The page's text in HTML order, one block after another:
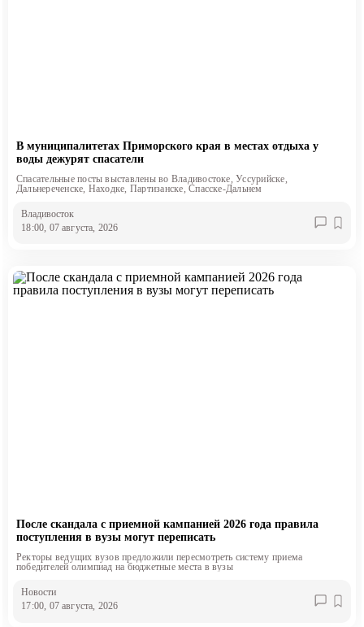
В муниципалитетах Приморского края в местах отдыха у
воды дежурят спасатели
Спасательные посты выставлены во Владивостоке, Уссурийске,
Дальнереченске, Находке, Партизанске, Спасске-Дальнем
Владивосток
18:00, 07 августа, 2026
После скандала с приемной кампанией 2026 года правила
поступления в вузы могут переписать
Ректоры ведущих вузов предложили пересмотреть систему приема
победителей олимпиад на бюджетные места в вузы
Новости
17:00, 07 августа, 2026